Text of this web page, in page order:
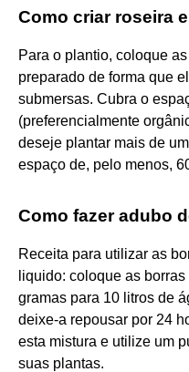
Como criar roseira
Para o plantio, coloque
preparado de forma que
submersas. Cubra o
(preferencialmente
deseje plantar mais de
espaço de, pelo menos,
Como fazer adubo
Receita para utilizar as
liquido: coloque as
gramas para 10 litros de
deixe-a repousar por 24
esta mistura e utilize um
suas plantas.